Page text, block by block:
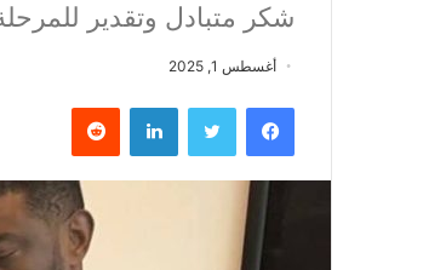
شكر متبادل وتقدير
أغسطس 1, 2025
فيسبوك تويتر لينكدإن